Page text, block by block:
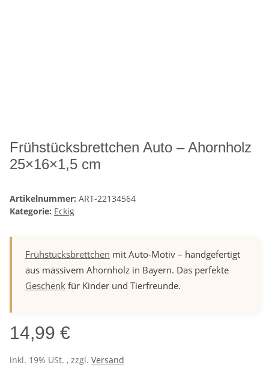
Frühstücksbrettchen Auto – Ahornholz
25×16×1,5 cm
Artikelnummer: ART-22134564
Kategorie: Eckig
Frühstücksbrettchen mit Auto-Motiv – handgefertigt
aus massivem Ahornholz in Bayern. Das perfekte
Geschenk für Kinder und Tierfreunde.
14,99 €
inkl. 19% USt. , zzgl. Versand